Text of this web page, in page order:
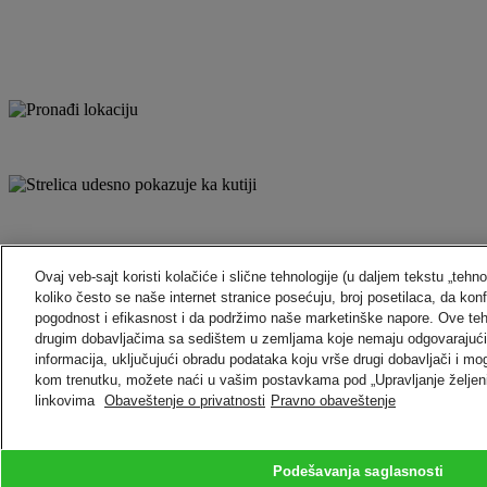
Upravljajte pošiljkom pomoću isporuke na zahtev.
Prijavite se sada
Povratak na vrh
Izjava o Privatnosti
2026 © DHL Group - All rights
Ovaj veb-sajt koristi kolačiće i slične tehnologije (u daljem tekstu
koliko često se naše internet stranice posećuju, broj posetilaca, da
pogodnost i efikasnost i da podržimo naše marketinške napore. Ove
drugim dobavljačima sa sedištem u zemljama koje nemaju
informacija, uključujući obradu podataka koju vrše drugi dobavljači i
kom trenutku, možete naći u vašim postavkama pod „Upravljanje
linkovima Obaveštenje o privatnosti Pravno obaveštenje
Podešavanja saglasnosti